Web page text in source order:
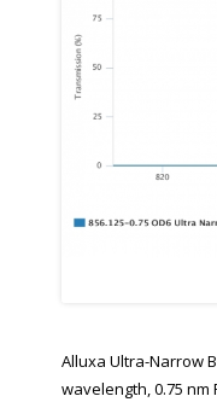
Alluxa Ultra-Narrow
wavelength, 0.75 nm